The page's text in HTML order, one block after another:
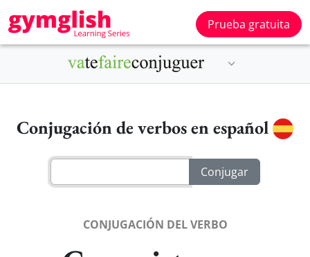
Prueba gratuita
Conjugación de verbos en español
CONJUGACIÓN DEL VERBO